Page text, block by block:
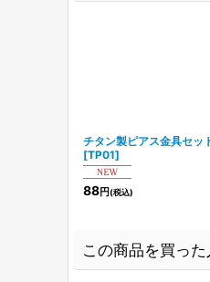
チタン製ピアス金具セッ
[TP01]
88円(税込)
この商品を買っ